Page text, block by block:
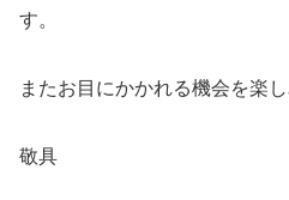
す。
またお目にかかれる機会を楽
敬具